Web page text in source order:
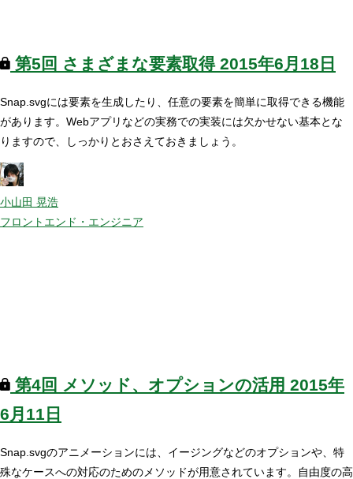
第5回 さまざまな要素取得 2015年6月18日
Snap.svgには要素を生成したり、任意の要素を簡単に取得できる機能
があります。Webアプリなどの実務での実装には欠かせない基本とな
りますので、しっかりとおさえておきましょう。
小山田 晃浩
フロントエンド・エンジニア
第4回 メソッド、オプションの活用 2015年
6月11日
Snap.svgのアニメーションには、イージングなどのオプションや、特
殊なケースへの対応のためのメソッドが用意されています。自由度の高